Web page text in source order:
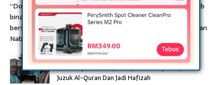
“Doakan kami dengan keberkatan masjid Ba’lawi yang Habib
bina, Allah akan memanggil kami kemudian berhari-hari
bersama Husnul Khatimah dan Habib dapat bertemu dengan
Nabi Muhammad SAW,” katanya.
PREVIOUS
Tak Sampai 2 Bulan, Remaja Ini Mampu Hafal 30
Juzuk Al-Quran Dan Jadi Hafizah